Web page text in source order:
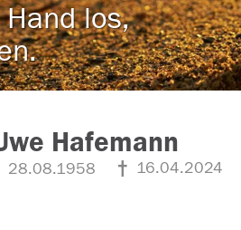
los,
Hafemann
28.08.1958 16.04.2024